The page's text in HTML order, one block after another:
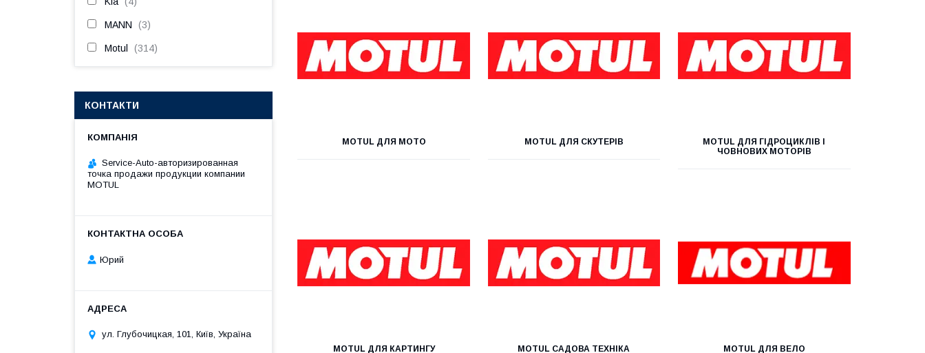
MOTUL ДЛЯ МОТО MOTUL ДЛЯ СКУТЕРІВ
MOTUL ДЛЯ ГІДРОЦИКЛІВ І
ЧОВНОВИХ МОТОРІВ
MOTUL ДЛЯ КАРТИНГУ MOTUL САДОВА ТЕХНІКА MOTUL ДЛЯ ВЕЛО
MANN 3
Motul 314
КОНТАКТИ
Service-Auto-авторизированная
точка продажи продукции компании
MOTUL
Юрий
ул. Глубочицкая, 101, Київ, Україна